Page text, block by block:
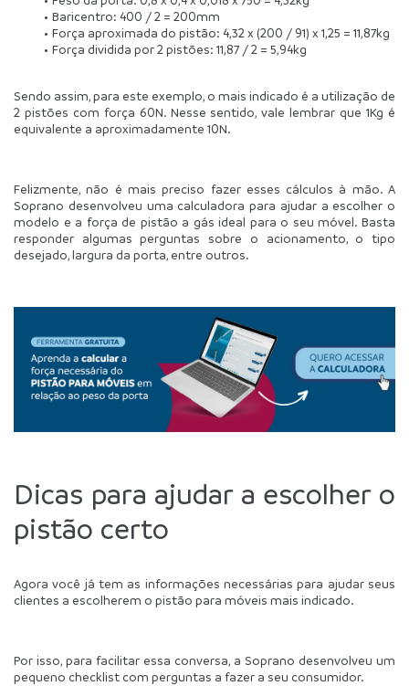
Baricentro: 400 / 2 = 200mm
Força aproximada do pistão: 4,32 x (200 / 91) x 1,25 = 11,87kg
Força dividida por 2 pistões: 11,87 / 2 = 5,94kg
Sendo assim, para este exemplo, o mais indicado é a utilização de
2 pistões com força 60N. Nesse sentido, vale lembrar que 1Kg é
equivalente a aproximadamente 10N.
Felizmente, não é mais preciso fazer esses cálculos à mão. A
Soprano desenvolveu uma calculadora para ajudar a escolher o
modelo e a força de pistão a gás ideal para o seu móvel. Basta
responder algumas perguntas sobre o acionamento, o tipo
desejado, largura da porta, entre outros.
Dicas para ajudar a escolher o
pistão certo
Agora você já tem as informações necessárias para ajudar seus
clientes a escolherem o pistão para móveis mais indicado.
Por isso, para facilitar essa conversa, a Soprano desenvolveu um
pequeno checklist com perguntas a fazer a seu consumidor.